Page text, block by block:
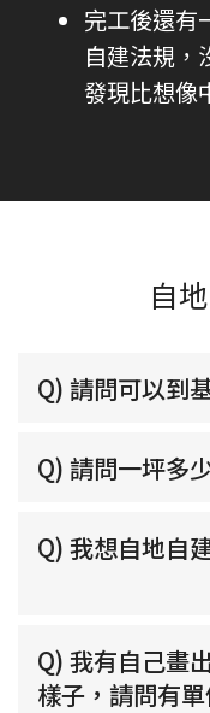
完工後還有
自建法規，
發現比想像
自
Q) 請問可以到
Q) 請問一坪多
Q) 我想自地
Q) 我有自己畫
樣子，請問有